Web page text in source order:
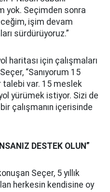
yok. Seçimden sonra
işim devam
sürdürüyoruz.”
haritası için çalışmaları
“Sanıyorum 15
talebi var. 15 meslek
yürümek istiyor. Sizi de
çalışmanın içerisinde
DESTEK OLUN”
Seçer, 5 yıllık
herkesin kendisine oy